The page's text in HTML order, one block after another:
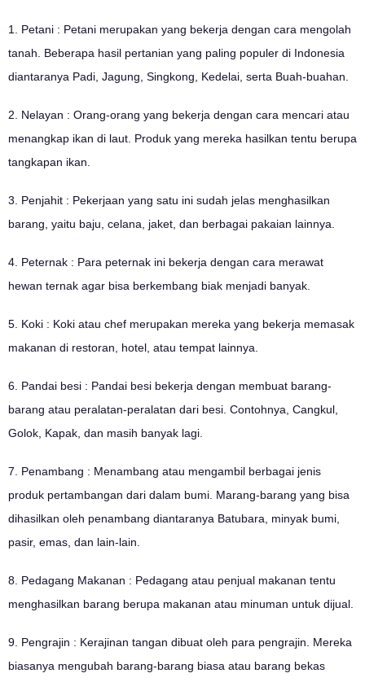
1. Petani : Petani merupakan yang bekerja dengan cara mengolah
tanah. Beberapa hasil pertanian yang paling populer di Indonesia
diantaranya Padi, Jagung, Singkong, Kedelai, serta Buah-buahan.
2. Nelayan : Orang-orang yang bekerja dengan cara mencari atau
menangkap ikan di laut. Produk yang mereka hasilkan tentu berupa
tangkapan ikan.
3. Penjahit : Pekerjaan yang satu ini sudah jelas menghasilkan
barang, yaitu baju, celana, jaket, dan berbagai pakaian lainnya.
4. Peternak : Para peternak ini bekerja dengan cara merawat
hewan ternak agar bisa berkembang biak menjadi banyak.
5. Koki : Koki atau chef merupakan mereka yang bekerja memasak
makanan di restoran, hotel, atau tempat lainnya.
6. Pandai besi : Pandai besi bekerja dengan membuat barang-
barang atau peralatan-peralatan dari besi. Contohnya, Cangkul,
Golok, Kapak, dan masih banyak lagi.
7. Penambang : Menambang atau mengambil berbagai jenis
produk pertambangan dari dalam bumi. Marang-barang yang bisa
dihasilkan oleh penambang diantaranya Batubara, minyak bumi,
pasir, emas, dan lain-lain.
8. Pedagang Makanan : Pedagang atau penjual makanan tentu
menghasilkan barang berupa makanan atau minuman untuk dijual.
9. Pengrajin : Kerajinan tangan dibuat oleh para pengrajin. Mereka
biasanya mengubah barang-barang biasa atau barang bekas